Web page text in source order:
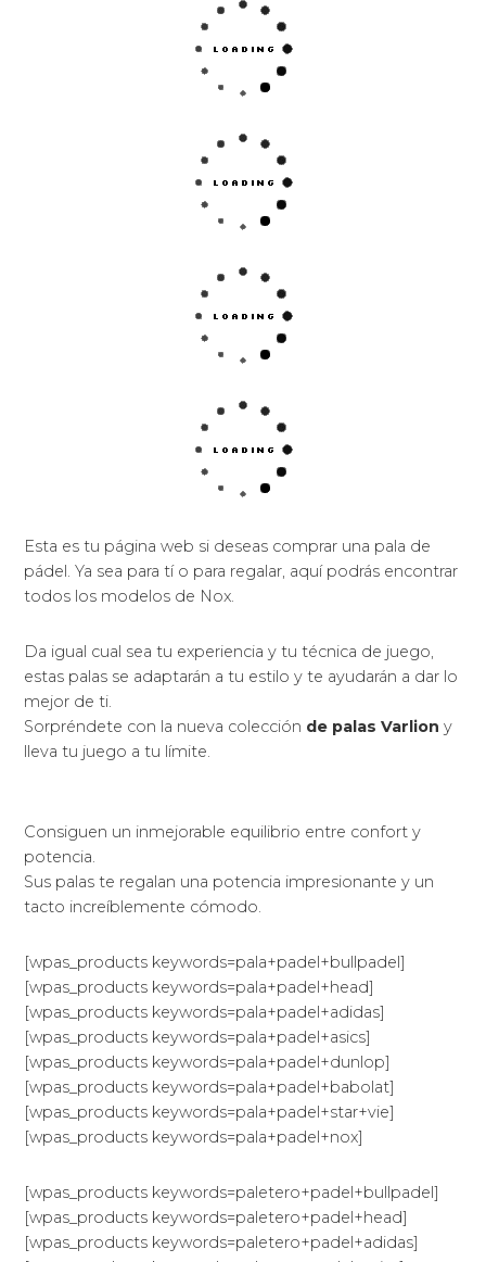
Esta es tu página web si deseas comprar una pala de
pádel. Ya sea para tí o para regalar, aquí podrás encontrar
todos los modelos de Nox.
Da igual cual sea tu experiencia y tu técnica de juego,
estas palas se adaptarán a tu estilo y te ayudarán a dar lo
mejor de ti.
Sorpréndete con la nueva colección de palas Varlion y
lleva tu juego a tu límite.
Consiguen un inmejorable equilibrio entre confort y
potencia.
Sus palas te regalan una potencia impresionante y un
tacto increíblemente cómodo.
[wpas_products keywords=pala+padel+bullpadel]
[wpas_products keywords=pala+padel+head]
[wpas_products keywords=pala+padel+adidas]
[wpas_products keywords=pala+padel+asics]
[wpas_products keywords=pala+padel+dunlop]
[wpas_products keywords=pala+padel+babolat]
[wpas_products keywords=pala+padel+star+vie]
[wpas_products keywords=pala+padel+nox]
[wpas_products keywords=paletero+padel+bullpadel]
[wpas_products keywords=paletero+padel+head]
[wpas_products keywords=paletero+padel+adidas]